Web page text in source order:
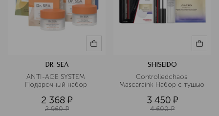
DR. SEA
ANTI-AGE SYSTEM
Подарочный набор
2 368 ¤
2 960 ¤
SHISEIDO
Controlledchaos
3 450 ¤
4 600 ¤